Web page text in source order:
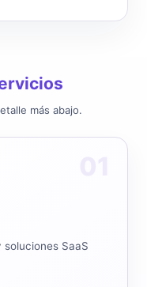
más abajo.
SaaS